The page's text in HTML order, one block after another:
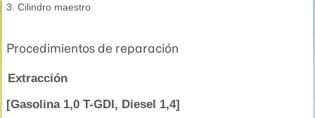
3. Cilindro maestro
Procedimientos de reparación
Extracción
[Gasolina 1,0 T-GDI, Diesel 1,4]